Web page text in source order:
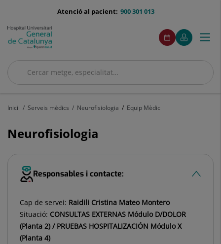
menu-
900 301 013
Atenció al pacient:
Cercar
Cercar
menuAcceso
Demaneu
cita
Aquest
enllaç
s'obrirà
una
El
meu
Aquest
enllaç
s'obrirà
una
finestra
Menú
Inici Serveis mèdics Neurofisiologia Equip Mèdic
Neurofisiologia
Responsables i contacte:
Cap de servei: Raidili Cristina Mateo Montero
Situació: CONSULTAS EXTERNAS Módulo D/DOLOR
(Planta 2) / PRUEBAS HOSPITALIZACIÓN Módulo X
(Planta 4)